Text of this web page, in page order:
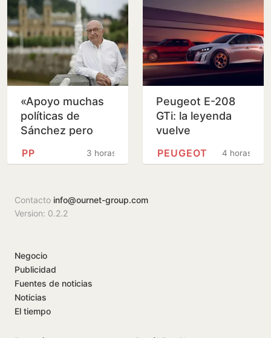
«Apoyo muchas
políticas de
Sánchez pero
temas básicos es
3 horas
PP
Peugeot E-208
GTi: la leyenda
vuelve
4 horas
PEUGEOT
Contacto info@ournet-group.com
Version: 0.2.2
Negocio
Publicidad
Fuentes de noticias
Noticias
El tiempo